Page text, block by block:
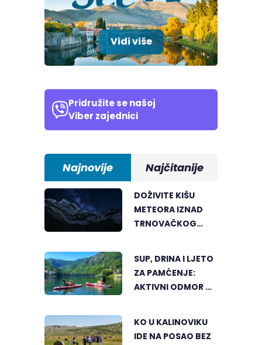
Vidi više
Pridružite se našoj
Viber zajednici
Najnovije Najčitanije
DOŽIVITE KIŠU
METEORA IZNAD
TRNOVAČKOG
SUP, DRINA I LJETO
ZA PAMĆENJE:
AKTIVNI ODMOR U
KO U KALINOVIKU
IDE NA POSAO BEZ